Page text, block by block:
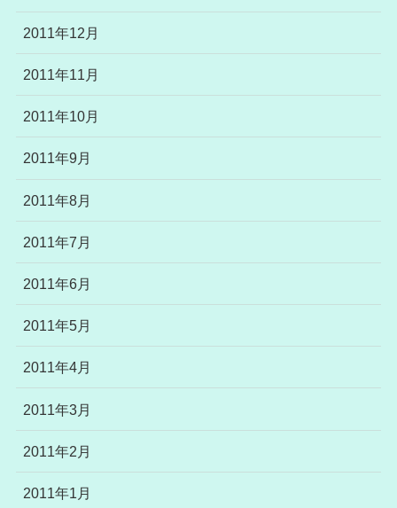
2011年12月
2011年11月
2011年10月
2011年9月
2011年8月
2011年7月
2011年6月
2011年5月
2011年4月
2011年3月
2011年2月
2011年1月